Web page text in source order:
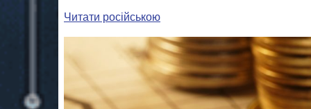
Читати російською